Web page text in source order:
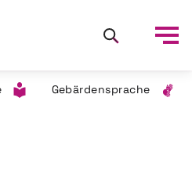
Gebärdensprache